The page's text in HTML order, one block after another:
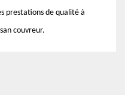
prestations de qualité à
couvreur.